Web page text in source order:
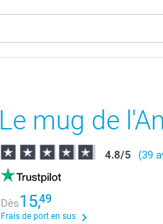
Le mug de
4.8/5 (39
Dès15,49
Frais de port en sus